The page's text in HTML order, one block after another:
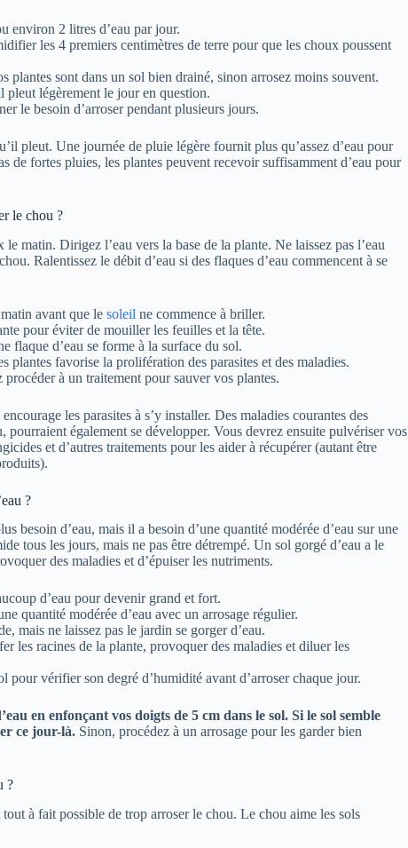
environ 2 litres d’eau par jour.
les 4 premiers centimètres de terre pour que les choux poussent
plantes sont dans un sol bien drainé, sinon arrosez moins souvent.
pleut légèrement le jour en question.
le besoin d’arroser pendant plusieurs jours.
pleut. Une journée de pluie légère fournit plus qu’assez d’eau pour
de fortes pluies, les plantes peuvent recevoir suffisamment d’eau pour
le chou ?
matin. Dirigez l’eau vers la base de la plante. Ne laissez pas l’eau
Ralentissez le débit d’eau si des flaques d’eau commencent à se
avant que le soleil ne commence à briller.
pour éviter de mouiller les feuilles et la tête.
flaque d’eau se forme à la surface du sol.
plantes favorise la prolifération des parasites et des maladies.
à un traitement pour sauver vos plantes.
les parasites à s’y installer. Des maladies courantes des
également se développer. Vous devrez ensuite pulvériser vos
et d’autres traitements pour les aider à récupérer (autant être
?
besoin d’eau, mais il a besoin d’une quantité modérée d’eau sur une
tous les jours, mais ne pas être détrempé. Un sol gorgé d’eau a le
des maladies et d’épuiser les nutriments.
d’eau pour devenir grand et fort.
quantité modérée d’eau avec un arrosage régulier.
mais ne laissez pas le jardin se gorger d’eau.
les racines de la plante, provoquer des maladies et diluer les
pour vérifier son degré d’humidité avant d’arroser chaque jour.
en enfonçant vos doigts de 5 cm dans le sol. Si le sol semble
ce jour-là. Sinon, procédez à un arrosage pour les garder bien
?
à fait possible de trop arroser le chou. Le chou aime les sols